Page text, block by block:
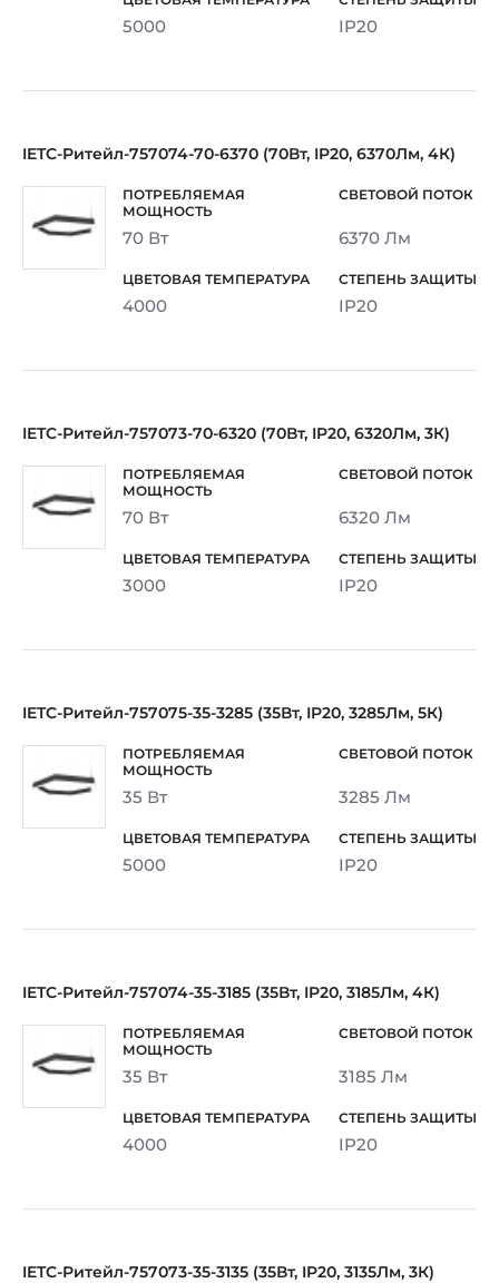
5000 IP20
IETC-Ритейл-757074-70-6370 (70Вт, IP20, 6370Лм, 4К)
70 Вт 6370 Лм
4000 IP20
IETC-Ритейл-757073-70-6320 (70Вт, IP20, 6320Лм, 3К)
70 Вт 6320 Лм
3000 IP20
IETC-Ритейл-757075-35-3285 (35Вт, IP20, 3285Лм, 5К)
35 Вт 3285 Лм
5000 IP20
IETC-Ритейл-757074-35-3185 (35Вт, IP20, 3185Лм, 4К)
35 Вт 3185 Лм
4000 IP20
IETC-Ритейл-757073-35-3135 (35Вт, IP20, 3135Лм, 3К)